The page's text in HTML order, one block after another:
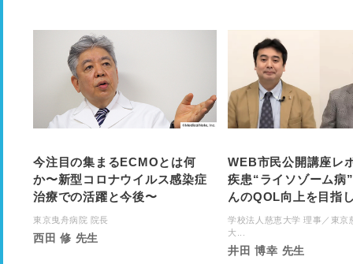
今注目の集まるECMOとは何
か〜新型コロナウイルス感染症
治療での活躍と今後〜
東京曳舟病院 院長
西田 修 先生
WEB市民公開講座レ
疾患“ライソゾーム病
んのQOL向上を目指
学校法人慈恵大学 理事／東京
大...
井田 博幸 先生